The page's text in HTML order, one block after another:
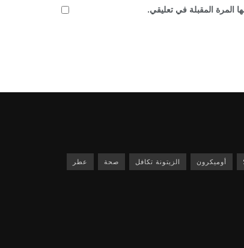
المرة المقبلة في تعليقي.
أوميكرون الزيتونة تكافل صحة عطر